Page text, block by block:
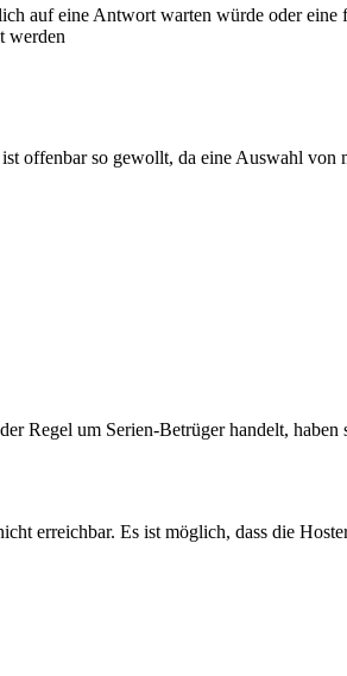
auf eine Antwort warten würde oder
werden
offenbar so gewollt, da eine Auswahl von
Regel um Serien-Betrüger handelt,
erreichbar. Es ist möglich, dass die